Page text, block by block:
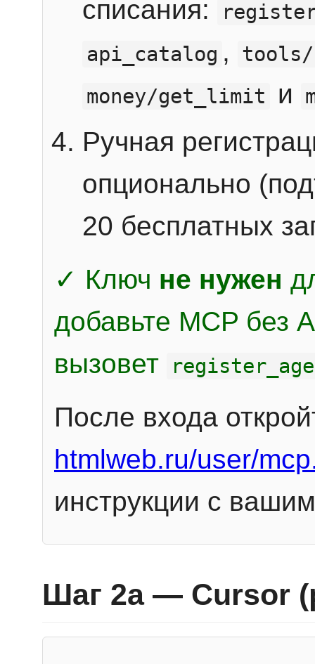
списания:
api_catalog ,
money/get_limit
и
Ручная
опционально
20 бесплатных
✓ Ключ не нужен
добавьте MCP без
вызовет
После входа
htmlweb.ru/user/
инструкции с
Шаг 2a — Cursor